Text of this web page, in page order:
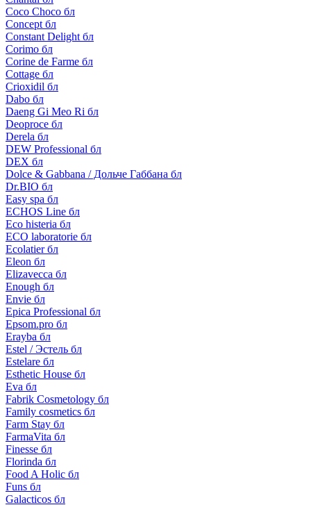
Coco Choco бл
Concept бл
Constant Delight бл
Corimo бл
Corine de Farme бл
Cottage бл
Crioxidil бл
Dabo бл
Daeng Gi Meo Ri бл
Deoproce бл
Derela бл
DEW Professional бл
DEX бл
Dolce & Gabbana / Дольче Габбана бл
Dr.BIO бл
Easy spa бл
ECHOS Line бл
Eco histeria бл
ECO laboratorie бл
Ecolatier бл
Eleon бл
Elizavecca бл
Enough бл
Envie бл
Epica Professional бл
Epsom.pro бл
Erayba бл
Estel / Эстель бл
Estelare бл
Esthetic House бл
Eva бл
Fabrik Cosmetology бл
Family cosmetics бл
Farm Stay бл
FarmaVita бл
Finesse бл
Florinda бл
Food A Holic бл
Funs бл
Galacticos бл